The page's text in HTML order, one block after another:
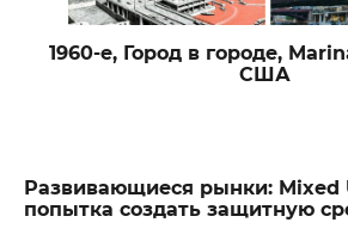
1960-е, Город в городе,
США
Развивающиеся рынки: Mixed
попытка создать защитную